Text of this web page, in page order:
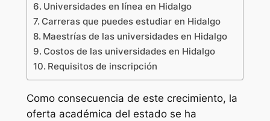
Universidades en línea en Hidalgo
Carreras que puedes estudiar en Hidalgo
Maestrías de las universidades en Hidalgo
Costos de las universidades en Hidalgo
Requisitos de inscripción
Como consecuencia de este crecimiento, la
oferta académica del estado se ha